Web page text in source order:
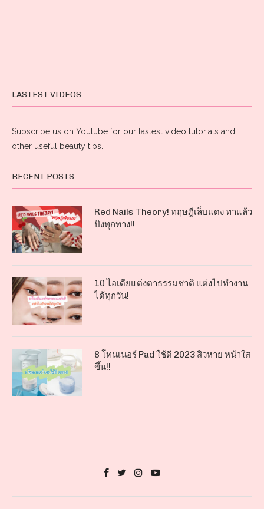
LASTEST VIDEOS
Subscribe us on Youtube for our lastest video tutorials and
other useful beauty tips.
RECENT POSTS
Red Nails Theory! ทฤษฎีเล็บแดง ทาแล้ว
ปังทุกทาง!!
10 ไอเดียแต่งตาธรรมชาติ แต่งไปทำงาน
ได้ทุกวัน!
8 โทนเนอร์ Pad ใช้ดี 2023 สิวหาย หน้าใส
ขึ้น!!